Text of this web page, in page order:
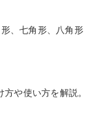
、七角形、八角形
や使い方を解説。